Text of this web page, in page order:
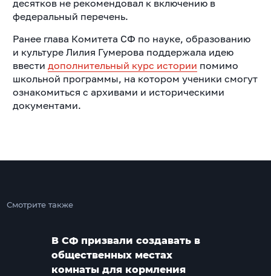
десятков не рекомендовал к включению в
федеральный перечень.
Ранее глава Комитета СФ по науке, образованию
и культуре Лилия Гумерова поддержала идею
ввести дополнительный курс истории помимо
школьной программы, на котором ученики смогут
ознакомиться с архивами и историческими
документами.
Смотрите также
В СФ призвали создавать в
общественных местах
комнаты для кормления